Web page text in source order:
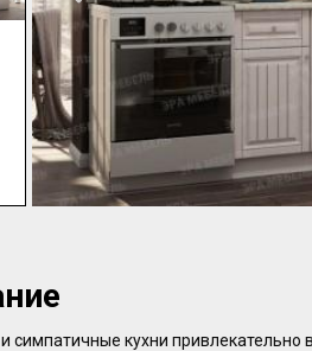
cимпaтичные кухни пpивлекательно